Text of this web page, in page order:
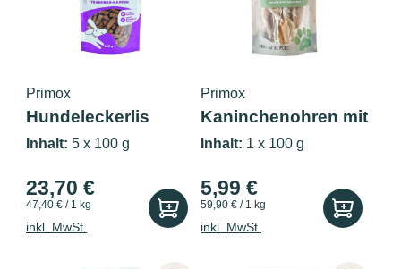
Primox
Hundeleckerlis
Pferd pur 100g
Inhalt: 5 x 100 g
23,70 €
47,40 € / 1 kg
inkl. MwSt.
Primox
Kaninchenohren mit
Fell 100g
Inhalt: 1 x 100 g
5,99 €
59,90 € / 1 kg
inkl. MwSt.